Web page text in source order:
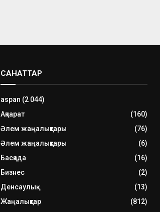
САНАТТАР
aspan (2 044)
Ақпарат
(160)
Әлем жаңалықтары
(76)
Әлем жаңалықтары
(6)
Басқада
(16)
Бизнес
(2)
Денсаулық
(13)
Жаңалықтар
(812)